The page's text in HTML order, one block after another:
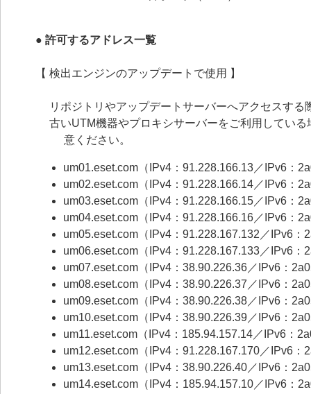
● 許可するアドレス一覧
【 検出エンジンのアップデートで使用 】
リポジトリやアップデートサーバーへアクセスす
古いUTM機器やプロキシサーバーをご利用してい
意ください。
um01.eset.com（IPv4：91.228.166.13／IPv6：
um02.eset.com（IPv4：91.228.166.14／IPv6：
um03.eset.com（IPv4：91.228.166.15／IPv6：
um04.eset.com（IPv4：91.228.166.16／IPv6：
um05.eset.com（IPv4：91.228.167.132／IPv6
um06.eset.com（IPv4：91.228.167.133／IPv6
um07.eset.com（IPv4：38.90.226.36／IPv6：
um08.eset.com（IPv4：38.90.226.37／IPv6：
um09.eset.com（IPv4：38.90.226.38／IPv6：
um10.eset.com（IPv4：38.90.226.39／IPv6：
um11.eset.com（IPv4：185.94.157.14／IPv6：
um12.eset.com（IPv4：91.228.167.170／IPv6
um13.eset.com（IPv4：38.90.226.40／IPv6：
um14.eset.com（IPv4：185.94.157.10／IPv6：